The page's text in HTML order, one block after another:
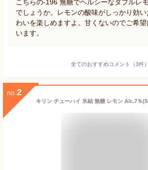
こちらの-196 無糖でヘルシーなダブルレ
でしょうか。レモンの酸味がしっかり効
わいを楽しめますよ。甘くないのでご希
います。
全てのおすすめコメント（3件）
no. 2